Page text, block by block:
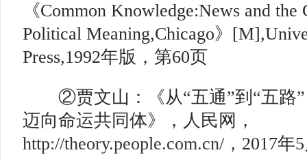
《Common Knowledge:News and
Political Meaning,Chicago》
Press,1992年版，第60页
②贾文山：《从“五通”到“五路”
迈向命运共同体》，人民网，
http://theory.people.com.cn/ ，2017年